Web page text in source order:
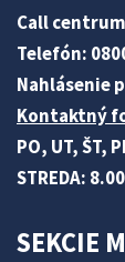
Call
Telefón:
Nahlásenie
Kontaktný
PO, UT, ŠT,
STREDA:
SEKCIE